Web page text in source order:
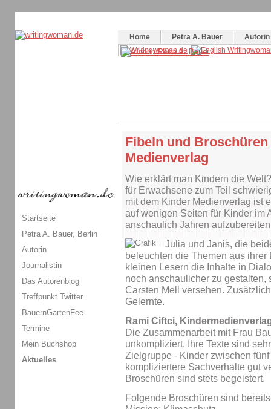
Home
Petra A. Bauer Autorin
Fibeln und
Medienverlag
Wie erklärt man Kindern die
für Erwachsene zum Teil
mit dem Kinder Medienverlag ist
auf wenigen Seiten für Kinder im
anschaulich Jahren
Julia und Janis, die
beleuchten die Themen aus
kleinen Lesern die Inhalte in
noch anschaulicher zu gestalten,
Carsten Mell versehen.
Gelernte.
Rami Ciftci,
Die Zusammenarbeit mit Frau
unkompliziert. Ihre Texte sind
Zielgruppe - Kinder zwischen
kompliziertere Sachverhalte gut
Broschüren sind stets begeistert.
Folgende Broschüren sind
Startseite
Petra A. Bauer, Berlin
Autorin
Journalistin
Das Autorenblog
Treffpunkt Twitter
BauernGartenFee
Termine
Mein Buchshop
Aktuelles